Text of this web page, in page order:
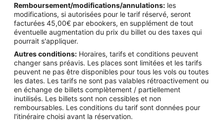
Remboursement/modifications/annulations: les
modifications, si autorisées pour le tarif réservé, seront
facturées 45,00€ par ebookers, en supplément de tout
éventuelle augmentation du prix du billet ou des taxes qui
pourrait s'appliquer.
Autres conditions: Horaires, tarifs et conditions peuvent
changer sans préavis. Les places sont limitées et les tarifs
peuvent ne pas être disponibles pour tous les vols ou toutes
les dates. Les tarifs ne sont pas valables rétroactivement ou
en échange de billets complètement / partiellement
inutilisés. Les billets sont non cessibles et non
remboursables. Les conditions du tarif sont données pour
l'itinéraire choisi avant la réservation.